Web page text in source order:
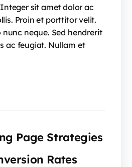
sit amet dolor ac
Proin et porttitor velit.
neque. Sed hendrerit
ac feugiat. Nullam et
Page Strategies
Rates